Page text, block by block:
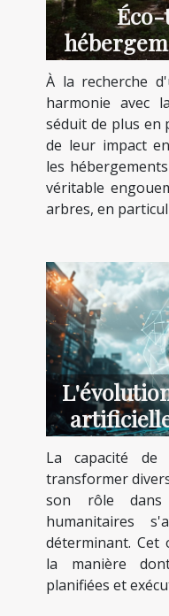
l'attrait
À la recherche
harmonie avec
séduit de plus en
de leur impact
les
véritable
arbres, en
des
La capacité de
transformer
son rôle
humanitaires
déterminant. Cet
la manière
planifiées et